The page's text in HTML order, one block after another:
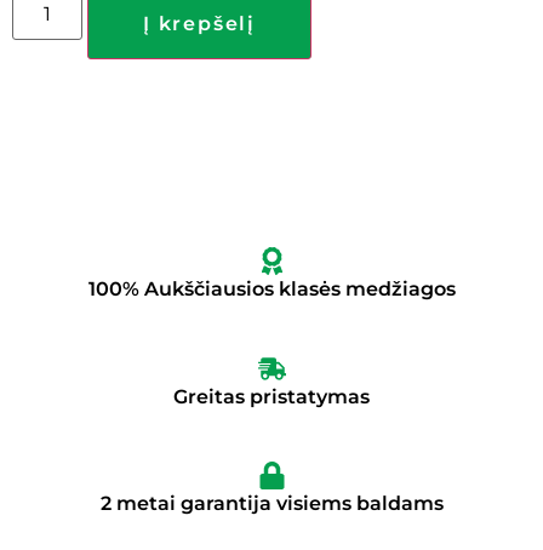
Į krepšelį
100% Aukščiausios klasės medžiagos
Greitas pristatymas
2 metai garantija visiems baldams